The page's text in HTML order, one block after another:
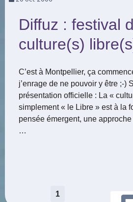
Diffuz : festival
culture(s)
C’est à Montpellier, ça
j’enrage de ne pouvoir y être ;-)
présentation officielle : La «
simplement « le Libre » est à la
pensée émergent, une
…
Pagination
1